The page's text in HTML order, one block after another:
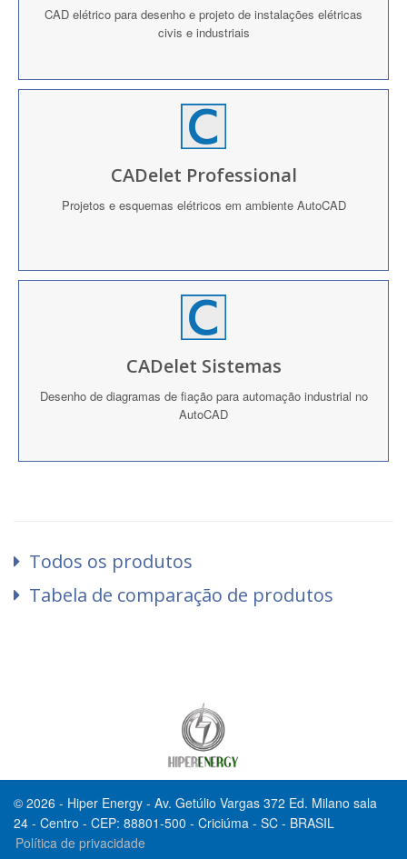
CAD elétrico para desenho e projeto de instalações elétricas
civis e industriais
CADelet Professional
Projetos e esquemas elétricos em ambiente AutoCAD
CADelet Sistemas
Desenho de diagramas de fiação para automação industrial no
AutoCAD
Todos os produtos
Tabela de comparação de produtos
© 2026 - Hiper Energy - Av. Getúlio Vargas 372 Ed. Milano sala
24 - Centro - CEP: 88801-500 - Criciúma - SC - BRASIL
Política de privacidade